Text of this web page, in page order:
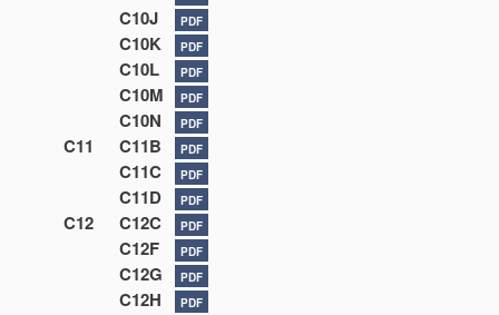
C10J PDF
C10K PDF
C10L PDF
C10M PDF
C10N PDF
C11 C11B PDF
C11C PDF
C11D PDF
C12 C12C PDF
C12F PDF
C12G PDF
C12H PDF